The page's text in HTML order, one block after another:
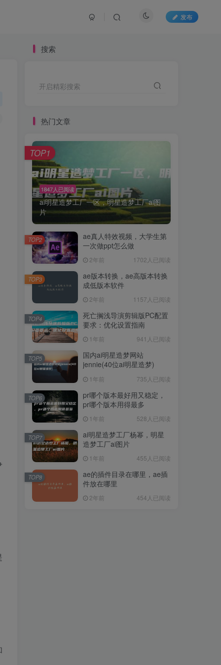
发布
搜索
开启精彩搜索
热门文章
1847人已阅读
ai明星造梦工厂一区，明星造梦工厂ai图
片
TOP1
ae真人特效视频，大学生第
一次做ppt怎么做
2年前 1702人已阅读
TOP2
ae版本转换，ae高版本转换
成低版本软件
2年前 1157人已阅读
TOP3
死亡搁浅导演剪辑版PC配置
要求：优化设置指南
1年前 941人已阅读
TOP4
国内ai明星造梦网站
jennie(40位ai明星造梦)
1年前 735人已阅读
TOP5
pr哪个版本最好用又稳定，
pr哪个版本用得最多
1年前 528人已阅读
TOP6
ai明星造梦工厂杨幂，明星
造梦工厂ai图片
1年前 455人已阅读
TOP7
ae的插件目录在哪里，ae插
件放在哪里
2年前 454人已阅读
TOP8